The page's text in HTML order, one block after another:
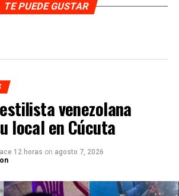
TE PUEDE GUSTAR
venezolana
local en Cúcuta
12 horas on agosto 7, 2026